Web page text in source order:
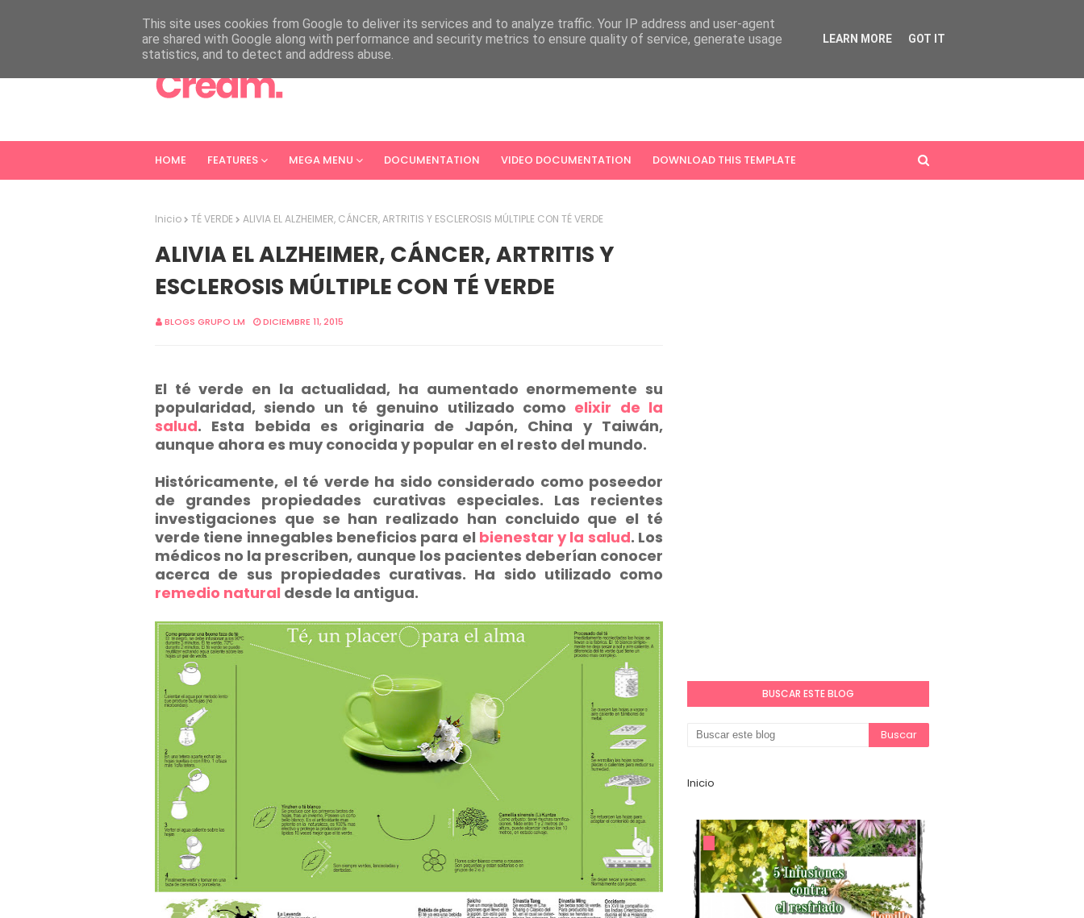
HOME FEATURES MEGA MENU DOCUMENTATION VIDEO DOCUMENTATION DOWNLOAD THIS TEMPLATE
Inicio TÉ VERDE ALIVIA EL ALZHEIMER, CÁNCER, ARTRITIS Y ESCLEROSIS MÚLTIPLE CON TÉ VERDE
ALIVIA EL ALZHEIMER, CÁNCER, ARTRITIS Y
ESCLEROSIS MÚLTIPLE CON TÉ VERDE
BLOGS GRUPO LM DICIEMBRE 11, 2015
El té verde en la actualidad, ha aumentado enormemente su
popularidad, siendo un té genuino utilizado como elixir de la
salud. Esta bebida es originaria de Japón, China y Taiwán,
aunque ahora es muy conocida y popular en el resto del mundo.
Históricamente, el té verde ha sido considerado como poseedor
de grandes propiedades curativas especiales. Las recientes
investigaciones que se han realizado han concluido que el té
verde tiene innegables beneficios para el bienestar y la salud. Los
médicos no la prescriben, aunque los pacientes deberían conocer
acerca de sus propiedades curativas. Ha sido utilizado como
remedio natural desde la antigua.
BUSCAR ESTE BLOG
Inicio
This site uses cookies from Google to deliver its services and to analyze traffic. Your IP address and user-agent
are shared with Google along with performance and security metrics to ensure quality of service, generate usage
statistics, and to detect and address abuse.
LEARN MORE GOT IT